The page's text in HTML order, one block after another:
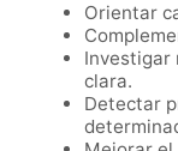
Orientar
Investigar
clara.
Detectar